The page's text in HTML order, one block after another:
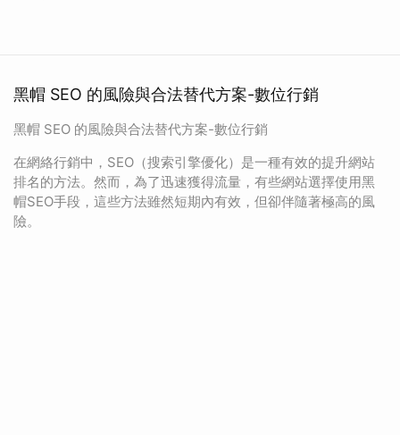
黑帽 SEO 的風險與合法替代方案-數位行銷
黑帽 SEO 的風險與合法替代方案-數位行銷
在網絡行銷中，SEO（搜索引擎優化）是一種有效的提升網站
排名的方法。然而，為了迅速獲得流量，有些網站選擇使用黑
帽SEO手段，這些方法雖然短期內有效，但卻伴隨著極高的風
險。